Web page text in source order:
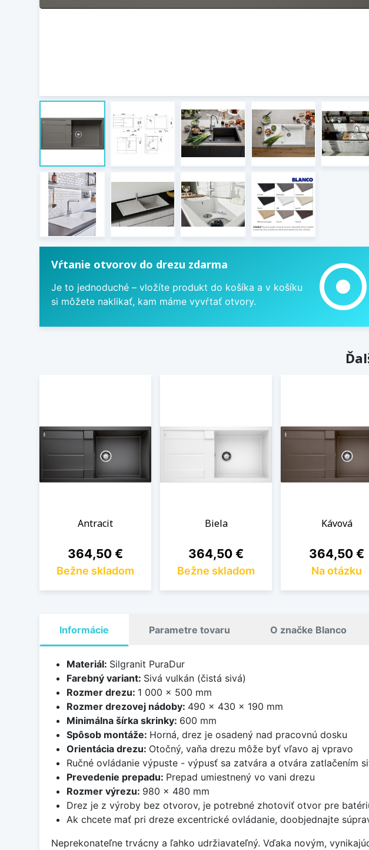
Vŕtanie otvorov do drezu zdarma
Je to jednoduché – vložíte produkt do košíka a v košíku
si môžete naklikať, kam máme vyvŕtať otvory.
adjust
Antracit
Cena
364,50 €
Bežne skladom
Biela
Cena
364,50 €
Bežne skladom
Kávová
Cena
364,50 €
Na otázku
Informácie Parametre tovaru O značke Blanco
Materiál: Silgranit PuraDur
Farebný variant: Sivá vulkán (čistá sivá)
Rozmer drezu: 1 000 x 500 mm
Rozmer drezovej nádoby: 490 x 430 x 190 mm
Minimálna šírka skrinky: 600 mm
Spôsob montáže: Horná, drez je osadený nad pracovnú dosku
Orientácia drezu: Otočný, vaňa drezu môže byť vľavo aj vpravo
Ručné ovládanie výpuste - výpusť sa zatvára a otvára zatlačením
Prevedenie prepadu: Prepad umiestnený vo vani drezu
Rozmer výrezu: 980 x 480 mm
Drez je z výroby bez otvorov, je potrebné zhotoviť otvor pre
Ak chcete mať pri dreze excentrické ovládanie, doobjednajte
Neprekonateľne trvácny a ľahko udržiavateľný. Vďaka novým,